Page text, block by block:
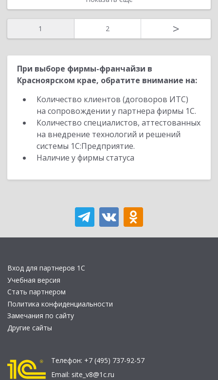
1 2 >
При выборе фирмы-франчайзи в
Красноярском крае, обратите внимание на:
Количество клиентов (договоров ИТС)
на сопровождении у партнера фирмы 1С.
Количество специалистов, аттестованных
на внедрение технологий и решений
системы 1С:Предприятие.
Наличие у фирмы статуса
Вход для партнеров 1С
Учебная версия
Стать партнером
Политика конфиденциальности
Замечания по сайту
Другие сайты
Телефон: +7 (495) 737-92-57
Email: site_v8@1c.ru